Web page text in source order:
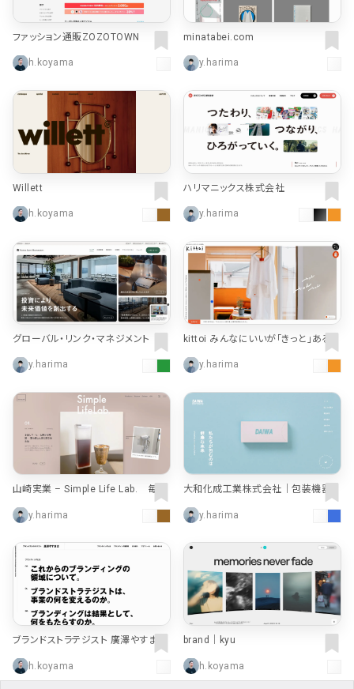
ファッション通販ZOZOTOWN
h.koyama
minatabei.com
y.harima
Willett
h.koyama
ハリマニックス株式会社
y.harima
グローバル・リンク・マネジメント｜不
動産投資・マンション経営・中古販売・
賃貸管理
y.harima
kittoi みんなにいいが「きっと」ある /
y.harima
山崎実業 – Simple Life Lab. 毎日
をちょっと素敵に、ちょっと便利に。
y.harima
大和化成工業株式会社｜包装機器の
y.harima
ブランドストラテジスト 廣澤やすまさ
h.koyama
brand｜kyu
h.koyama